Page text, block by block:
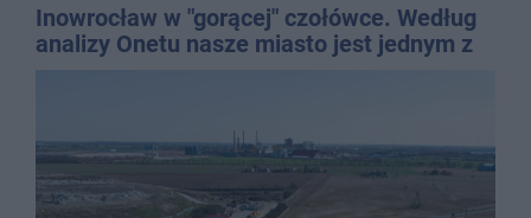
Inowrocław w "gorącej" czołówce. Według
analizy Onetu nasze miasto jest jednym z